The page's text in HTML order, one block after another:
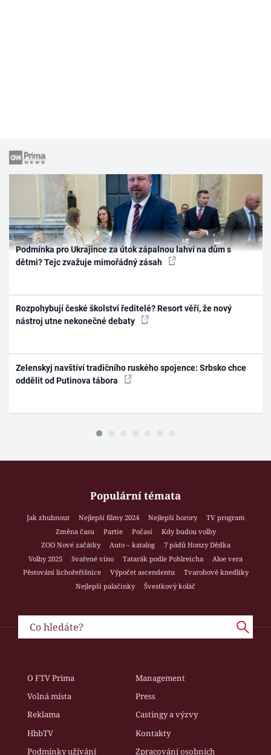
Podmínka pro Ukrajince za útok zápalnou lahví na dům s
dětmi? Tejc zvažuje mimořádný zásah
Rozpohybují české školství ředitelé? Resort věří, že nový
nástroj utne nekonečné debaty
Zelenskyj navštíví tradičního ruského spojence: Srbsko chce
oddělit od Putinova tábora
Populární témata
Jak zhubnout Nejlepší filmy 2024 Nejlepší horory
TV program
Změna času
Partie Počasí
Kdy budou volby
ZOO Nové začátky
Auto – katalog
7 pádů Honzy Dědka
Volby 2025
Svařené víno Tatarák podle Pohlreicha
Aloe vera
Pěstování lichořeřišnice
Výpočet ascendentu
Tvarohové knedlíky
Nejlepší palačinky
Švestkový koláč
O FTV Prima
Management
Volná místa
Press
Reklama
Castingy a výzvy
HbbTV
Kontakty
Podmínky užívání
Zpracování osobních